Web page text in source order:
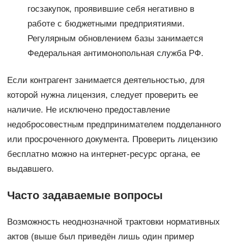
госзакупок, проявившие себя негативно в
работе с бюджетными предприятиями.
Регулярным обновлением базы занимается
Федеральная антимонопольная служба РФ.
Если контрагент занимается деятельностью, для
которой нужна лицензия, следует проверить ее
наличие. Не исключено предоставление
недобросовестным предпринимателем подделанного
или просроченного документа. Проверить лицензию
бесплатно можно на интернет-ресурс органа, ее
выдавшего.
Часто задаваемые вопросы
Возможность неоднозначной трактовки нормативных
актов (выше был приведён лишь один пример